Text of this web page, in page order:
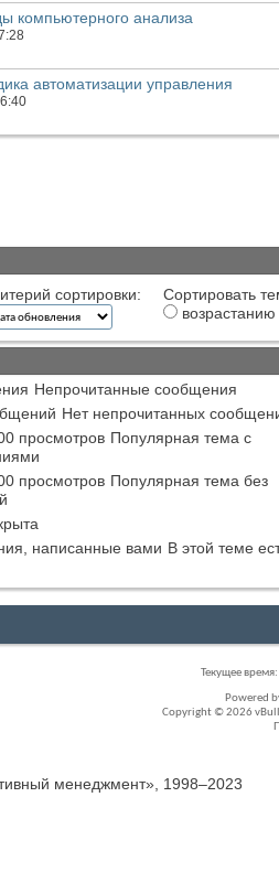
компьютерного анализа
автоматизации управления
сортировки:
Сортировать
возрастанию
Непрочитанные сообщения
Нет непрочитанных
Популярная тема с
Популярная тема без
В этой теме
Текущее время:
Powered
Copyright © 2026
менеджмент», 1998–2023